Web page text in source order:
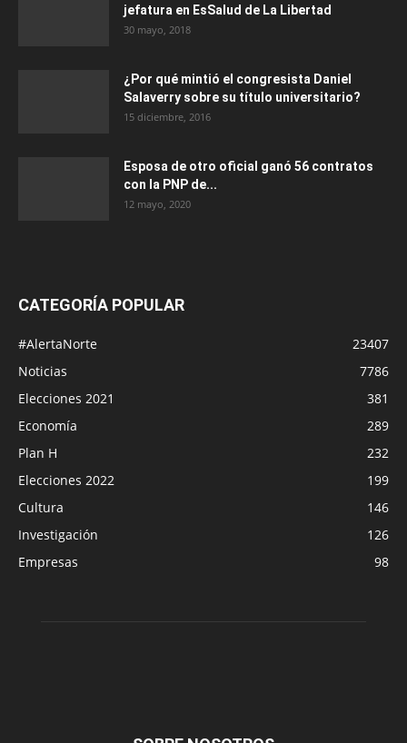
jefatura en EsSalud de La Libertad
30 mayo, 2018
¿Por qué mintió el congresista Daniel
Salaverry sobre su título universitario?
15 diciembre, 2016
Esposa de otro oficial ganó 56 contratos
con la PNP de...
12 mayo, 2020
CATEGORÍA POPULAR
#AlertaNorte
23407
Noticias
7786
Elecciones 2021
381
Economía
289
Plan H
232
Elecciones 2022
199
Cultura
146
Investigación
126
Empresas
98